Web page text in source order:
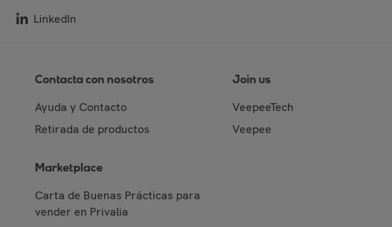
LinkedIn
Contacta con nosotros
Ayuda y Contacto
Retirada de productos
Marketplace
Carta de Buenas Prácticas para
vender en Privalia
Join us
VeepeeTech
Veepee